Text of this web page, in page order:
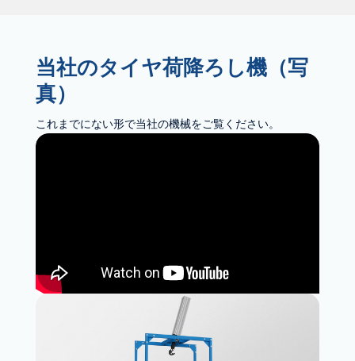
当社のタイヤ荷降ろし機（写
真）
これまでにない形で当社の機械をご覧ください。